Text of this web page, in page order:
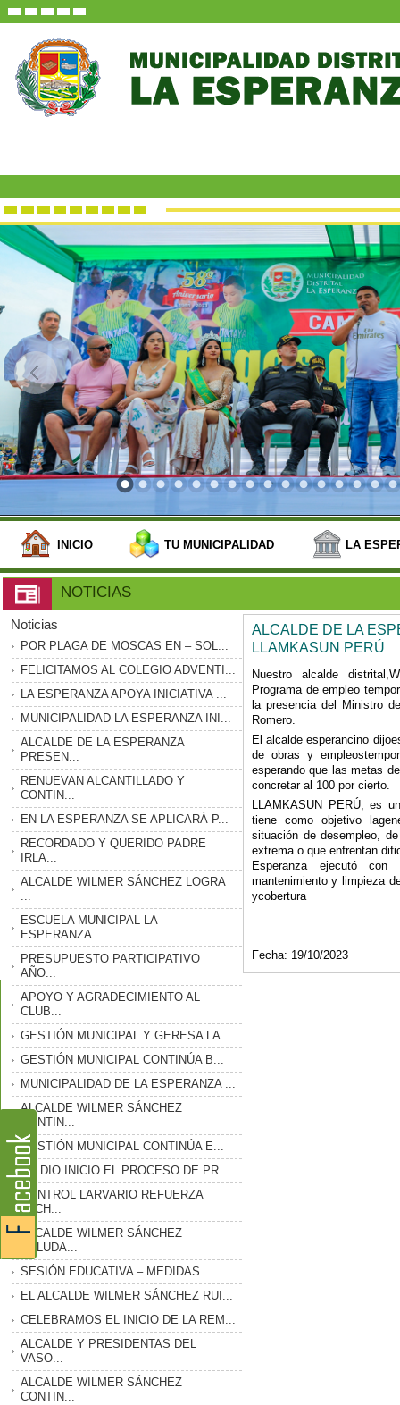
INICIO TU MUNICIPALIDAD LA
NOTICIAS
Noticias
POR PLAGA DE MOSCAS EN – SOL...
FELICITAMOS AL COLEGIO ADVENTI...
LA ESPERANZA APOYA INICIATIVA ...
MUNICIPALIDAD LA ESPERANZA INI...
ALCALDE DE LA ESPERANZA
PRESEN...
RENUEVAN ALCANTILLADO Y
CONTIN...
EN LA ESPERANZA SE APLICARÁ P...
RECORDADO Y QUERIDO PADRE
IRLA...
ALCALDE WILMER SÁNCHEZ LOGRA
ESCUELA MUNICIPAL LA
ESPERANZA...
PRESUPUESTO PARTICIPATIVO
AÑO...
APOYO Y AGRADECIMIENTO AL
CLUB...
GESTIÓN MUNICIPAL Y GERESA LA...
GESTIÓN MUNICIPAL CONTINÚA B...
MUNICIPALIDAD DE LA ESPERANZA ...
ALCALDE WILMER SÁNCHEZ
CONTIN...
GESTIÓN MUNICIPAL CONTINÚA E...
SE DIO INICIO EL PROCESO DE PR...
CONTROL LARVARIO REFUERZA
LUCH...
ALCALDE WILMER SÁNCHEZ
SALUDA...
SESIÓN EDUCATIVA – MEDIDAS ...
EL ALCALDE WILMER SÁNCHEZ RUI...
CELEBRAMOS EL INICIO DE LA REM...
ALCALDE Y PRESIDENTAS DEL
VASO...
ALCALDE WILMER SÁNCHEZ
CONTIN...
ALCALDE DE LA
LLAMKASUN PERÚ
Nuestro alcalde
Programa de empleo
la presencia del Ministro
Romero.
El alcalde esperancino
de obras y
esperando que las metas
concretar al 100 por cierto.
LLAMKASUN PERÚ, es
tiene como objetivo
situación de desempleo,
extrema o que enfrentan
Esperanza ejecutó
mantenimiento y limpieza
ycobertura
Fecha: 19/10/2023